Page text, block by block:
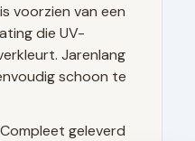
voorzien van een
die UV-
Jarenlang
schoon te
geleverd